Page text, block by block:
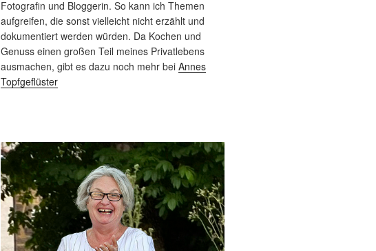
Fotografin und Bloggerin. So kann ich Themen
aufgreifen, die sonst vielleicht nicht erzählt und
dokumentiert werden würden. Da Kochen und
Genuss einen großen Teil meines Privatlebens
ausmachen, gibt es dazu noch mehr bei Annes
Topfgeflüster